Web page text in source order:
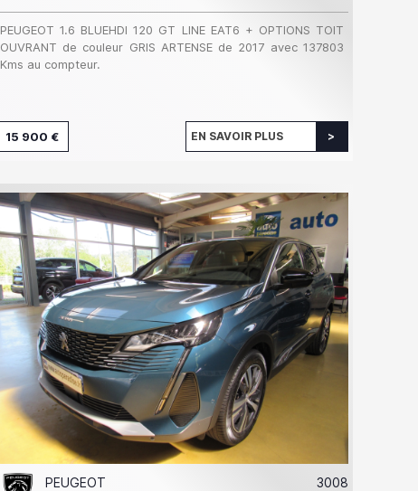
PEUGEOT 1.6 BLUEHDI 120 GT LINE EAT6 + OPTIONS TOIT
OUVRANT de couleur GRIS ARTENSE de 2017 avec 137803
Kms au compteur.
15 900 € EN SAVOIR PLUS
PEUGEOT
3008